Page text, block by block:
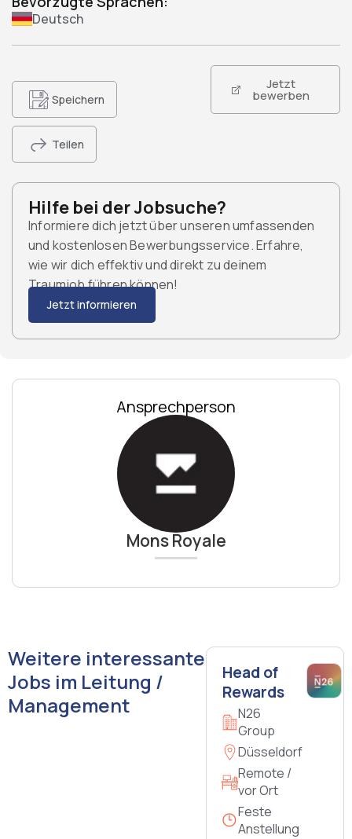
Deutsch
Speichern
Teilen
Jetzt
bewerben
Hilfe bei der Jobsuche?
Informiere dich jetzt über unseren umfassenden
und kostenlosen Bewerbungsservice. Erfahre,
wie wir dich effektiv und direkt zu deinem
Traumjob führen können!
Jetzt informieren
Ansprechperson
Mons Royale
Weitere interessante
Jobs im Leitung /
Management
Head of
Rewards
N26
Group
Düsseldorf
Remote /
vor Ort
Feste
Anstellung